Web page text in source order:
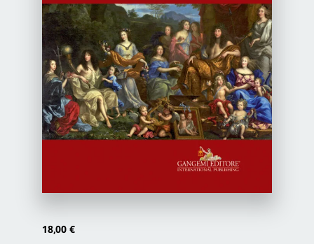
Autori
Proposte di pubblicazione
Gangemi Editore
18,00 €